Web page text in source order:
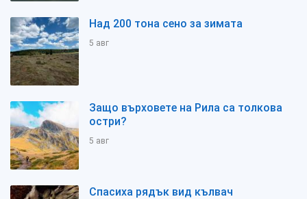
Над 200 тона сено за зимата
5 авг
Защо върховете на Рила са толкова
остри?
5 авг
Спасиха рядък вид кълвач